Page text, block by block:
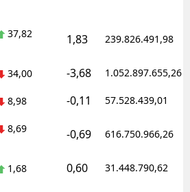
37,82 1,83 239.826.491,98
34,00 -3,68 1.052.897.655,26
8,98 -0,11 57.528.439,01
8,69 -0,69 616.750.966,26
1,68 0,60 31.448.790,62